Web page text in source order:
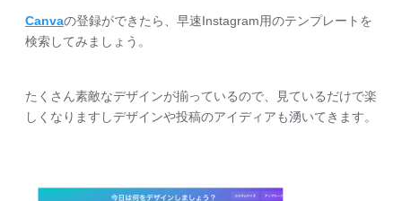
Canvaの登録ができたら、早速Instagram用のテンプレートを
検索してみましょう。
たくさん素敵なデザインが揃っているので、見ているだけで楽
しくなりますしデザインや投稿のアイディアも湧いてきます。